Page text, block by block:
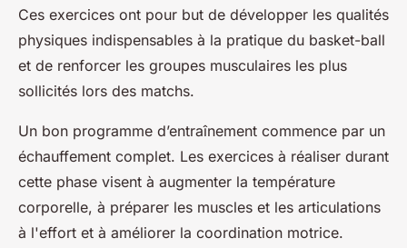
Ces exercices ont pour but de développer les qualités
physiques indispensables à la pratique du basket-ball
et de renforcer les groupes musculaires les plus
sollicités lors des matchs.
Un bon programme d’entraînement commence par un
échauffement complet. Les exercices à réaliser durant
cette phase visent à augmenter la température
corporelle, à préparer les muscles et les articulations
à l'effort et à améliorer la coordination motrice.